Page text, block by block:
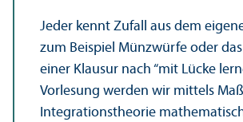
Jeder kennt Zufall aus dem
zum Beispiel Münzwürfe oder
einer Klausur nach “mit Lücke
Vorlesung werden wir mittels
Integrationstheorie